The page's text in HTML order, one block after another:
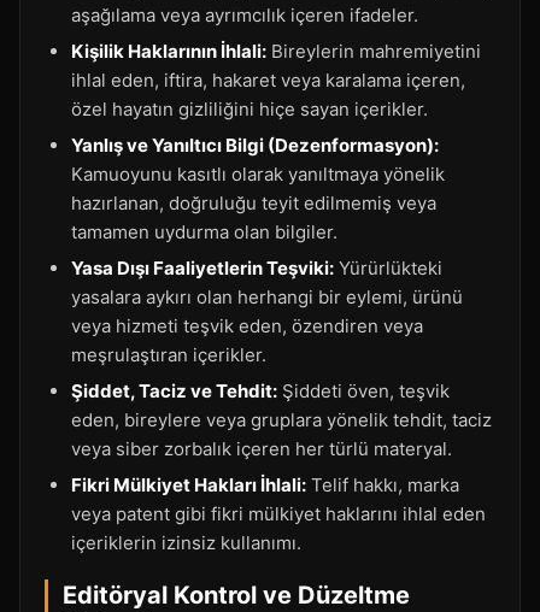
aşağılama veya ayrımcılık içeren ifadeler.
Kişilik Haklarının İhlali: Bireylerin mahremiyetini
ihlal eden, iftira, hakaret veya karalama içeren,
özel hayatın gizliliğini hiçe sayan içerikler.
Yanlış ve Yanıltıcı Bilgi (Dezenformasyon):
Kamuoyunu kasıtlı olarak yanıltmaya yönelik
hazırlanan, doğruluğu teyit edilmemiş veya
tamamen uydurma olan bilgiler.
Yasa Dışı Faaliyetlerin Teşviki: Yürürlükteki
yasalara aykırı olan herhangi bir eylemi, ürünü
veya hizmeti teşvik eden, özendiren veya
meşrulaştıran içerikler.
Şiddet, Taciz ve Tehdit: Şiddeti öven, teşvik
eden, bireylere veya gruplara yönelik tehdit, taciz
veya siber zorbalık içeren her türlü materyal.
Fikri Mülkiyet Hakları İhlali: Telif hakkı, marka
veya patent gibi fikri mülkiyet haklarını ihlal eden
içeriklerin izinsiz kullanımı.
Editöryal Kontrol ve Düzeltme